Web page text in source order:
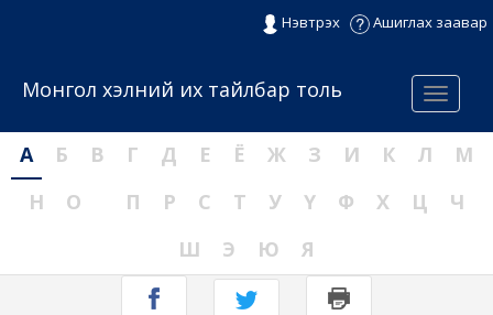
Нэвтрэх Ашиглах заавар
Menu
Монгол хэлний их тайлбар толь
А Б В Г Д Е Ё Ж З И К Л
М
Н
О П Р С Т У Ү Ф Х Ц
Ч
Ш
Э Ю Я